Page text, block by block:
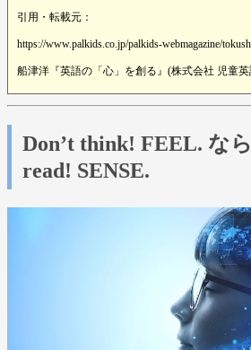
引用・転載元：
https://www.palkids.co.jp/palkids-webmagazine/
船津洋『英語の「心」を創る』(株式会社 児童
Don’t think! FEEL. な
read! SENSE.